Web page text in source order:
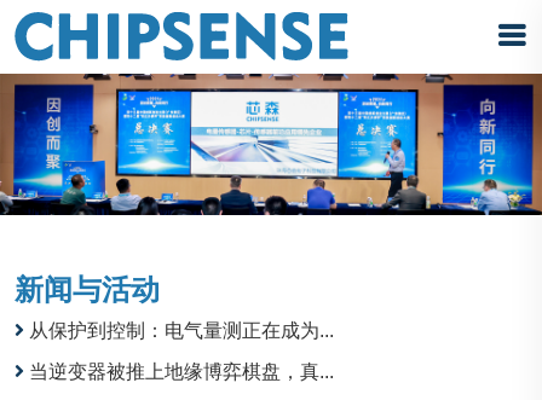
新闻与活动
从保护到控制：电气量测正在成为...
当逆变器被推上地缘博弈棋盘，真...